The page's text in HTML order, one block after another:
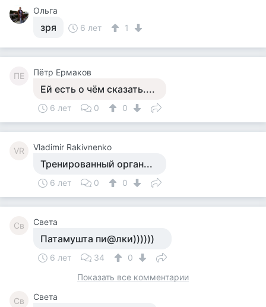
Ольга
зря 6 лет 1
ПЕ Пётр Ермаков
Ей есть о чём сказать....
6 лет 0 0
VR Vladimir Rakivnenko
Тренированный орган...
6 лет 0 0
Св Света
Патамушта пи@лки))))))
6 лет 34
0
Показать все комментарии
Св Света